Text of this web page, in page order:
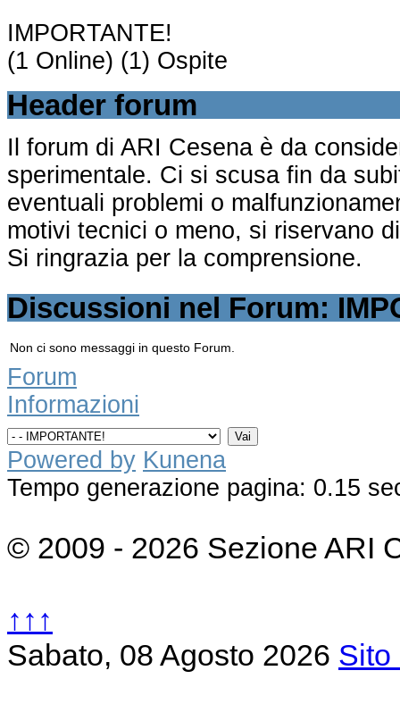
IMPORTANTE!
(1 Online) (1) Ospite
Header forum
Il forum di ARI Cesena è da
sperimentale. Ci si scusa fin da
eventuali problemi o
motivi tecnici o meno, si riservano
Si ringrazia per la comprensione.
Discussioni nel Forum:
Non ci sono messaggi in questo Forum.
Forum
Informazioni
Powered by Kunena
Tempo generazione pagina: 0.15
© 2009 - 2026 Sezione ARI
↑↑↑
Sabato, 08 Agosto 2026 Sito